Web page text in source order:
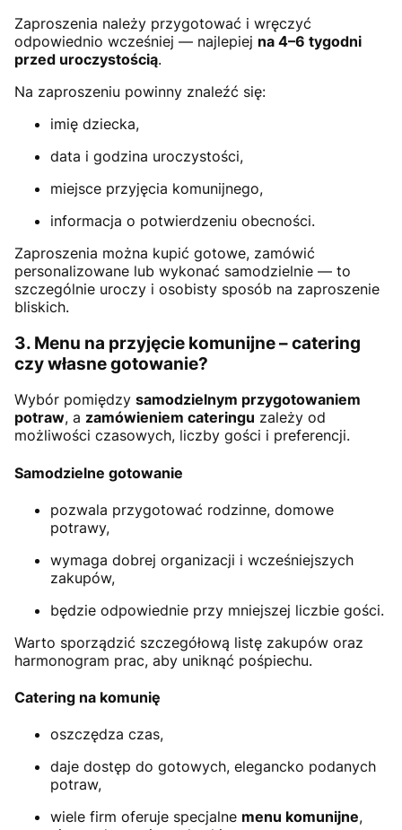
Zaproszenia należy przygotować i wręczyć
odpowiednio wcześniej — najlepiej na 4–6 tygodni
przed uroczystością.
Na zaproszeniu powinny znaleźć się:
imię dziecka,
data i godzina uroczystości,
miejsce przyjęcia komunijnego,
informacja o potwierdzeniu obecności.
Zaproszenia można kupić gotowe, zamówić
personalizowane lub wykonać samodzielnie — to
szczególnie uroczy i osobisty sposób na zaproszenie
bliskich.
3. Menu na przyjęcie komunijne – catering
czy własne gotowanie?
Wybór pomiędzy samodzielnym przygotowaniem
potraw, a zamówieniem cateringu zależy od
możliwości czasowych, liczby gości i preferencji.
Samodzielne gotowanie
pozwala przygotować rodzinne, domowe
potrawy,
wymaga dobrej organizacji i wcześniejszych
zakupów,
będzie odpowiednie przy mniejszej liczbie gości.
Warto sporządzić szczegółową listę zakupów oraz
harmonogram prac, aby uniknąć pośpiechu.
Catering na komunię
oszczędza czas,
daje dostęp do gotowych, elegancko podanych
potraw,
wiele firm oferuje specjalne menu komunijne,